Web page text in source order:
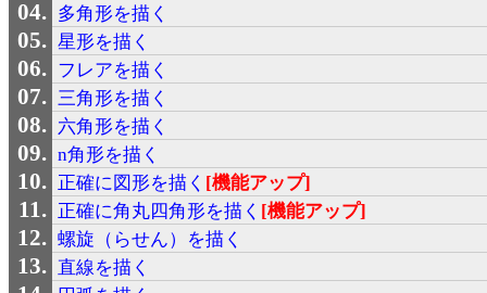
多角形を描く
星形を描く
フレアを描く
三角形を描く
六角形を描く
n角形を描く
正確に図形を描く [機能アップ]
正確に角丸四角形を描く [機能アップ]
螺旋（らせん）を描く
直線を描く